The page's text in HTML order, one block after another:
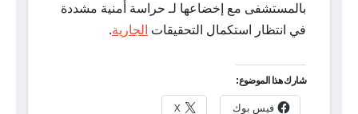
بالمستشفى مع إخضاعها لـ حراسة أمنية مشددة
في انتظار استكمال التحقيقات الجارية.
شارك هذا الموضوع:
فيس بوك X